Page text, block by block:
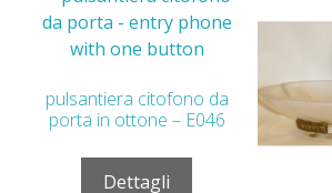
pulsantiera citofono da
porta in ottone – E046
Dettagli